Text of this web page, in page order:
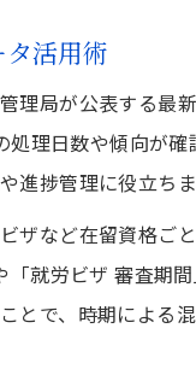
活用術
理局が公表する最
理日数や傾向が
進捗管理に役立ちま
ザなど在留資格ご
就労ビザ 審査期
とで、時期による